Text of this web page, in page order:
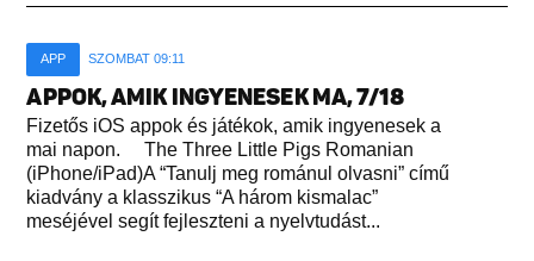
APP SZOMBAT 09:11
APPOK, AMIK INGYENESEK MA, 7/18
Fizetős iOS appok és játékok, amik ingyenesek a
mai napon. The Three Little Pigs Romanian
(iPhone/iPad)A “Tanulj meg románul olvasni” című
kiadvány a klasszikus “A három kismalac”
meséjével segít fejleszteni a nyelvtudást...